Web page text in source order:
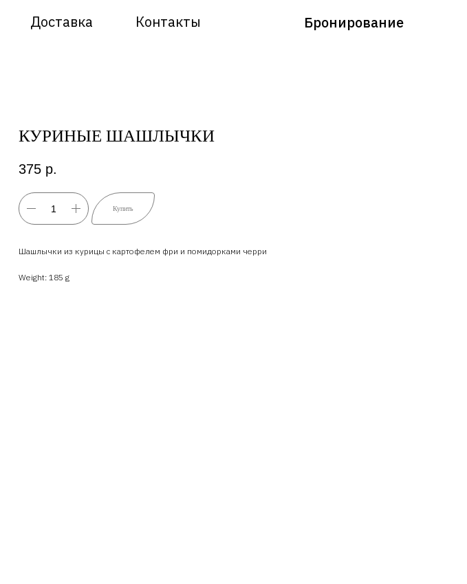
Доставка Контакты Бронирование
КУРИНЫЕ ШАШЛЫЧКИ
375 р.
Купить
Шашлычки из курицы с картофелем фри и помидорками черри
Weight: 185 g